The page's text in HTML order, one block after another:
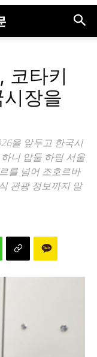
코타키
장을
을 앞두고 한국시
니 압둘 하림 서울
를 넘어 조호르바
관광 정보까지 말